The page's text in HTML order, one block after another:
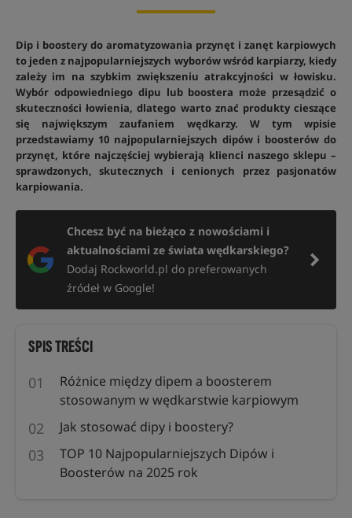
Dip i boostery do aromatyzowania przynęt i zanęt karpiowych
to jeden z najpopularniejszych wyborów wśród karpiarzy, kiedy
zależy im na szybkim zwiększeniu atrakcyjności w łowisku.
Wybór odpowiedniego dipu lub boostera może przesądzić o
skuteczności łowienia, dlatego warto znać produkty cieszące
się największym zaufaniem wędkarzy. W tym wpisie
przedstawiamy 10 najpopularniejszych dipów i boosterów do
przynęt, które najczęściej wybierają klienci naszego sklepu –
sprawdzonych, skutecznych i cenionych przez pasjonatów
karpiowania.
Chcesz być na bieżąco z nowościami i
aktualnościami ze świata wędkarskiego?
Dodaj Rockworld.pl do preferowanych
źródeł w Google!
SPIS TREŚCI
Różnice między dipem a boosterem
stosowanym w wędkarstwie karpiowym
Jak stosować dipy i boostery?
TOP 10 Najpopularniejszych Dipów i
Boosterów na 2025 rok